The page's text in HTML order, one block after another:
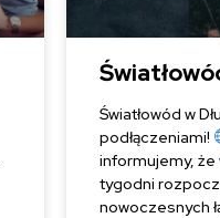
Światłowód w
podłączeniami!
informujemy, że
tygodni
nowoczesnych